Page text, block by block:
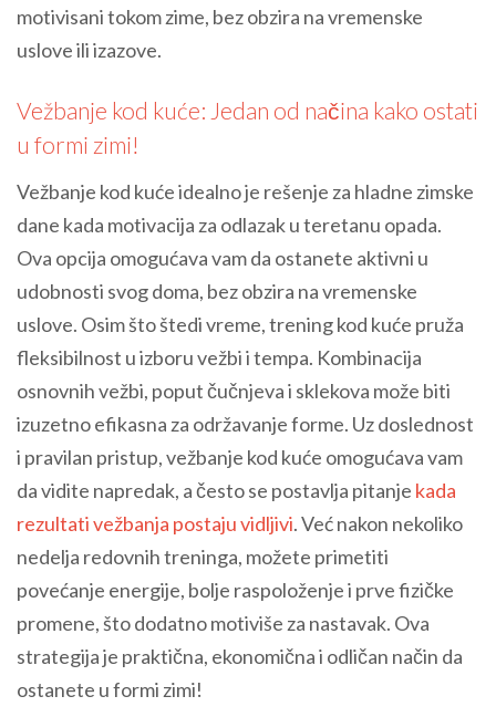
motivisani tokom zime, bez obzira na vremenske
uslove ili izazove.
Vežbanje kod kuće: Jedan od načina kako ostati
u formi zimi!
Vežbanje kod kuće idealno je rešenje za hladne zimske
dane kada motivacija za odlazak u teretanu opada.
Ova opcija omogućava vam da ostanete aktivni u
udobnosti svog doma, bez obzira na vremenske
uslove. Osim što štedi vreme, trening kod kuće pruža
fleksibilnost u izboru vežbi i tempa. Kombinacija
osnovnih vežbi, poput čučnjeva i sklekova može biti
izuzetno efikasna za održavanje forme. Uz doslednost
i pravilan pristup, vežbanje kod kuće omogućava vam
da vidite napredak, a često se postavlja pitanje kada
rezultati vežbanja postaju vidljivi. Već nakon nekoliko
nedelja redovnih treninga, možete primetiti
povećanje energije, bolje raspoloženje i prve fizičke
promene, što dodatno motiviše za nastavak. Ova
strategija je praktična, ekonomična i odličan način da
ostanete u formi zimi!